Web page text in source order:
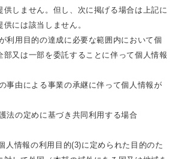
供しません。但し、次に掲げる場合は上記に
には該当しません。
利用目的の達成に必要な範囲内において個
部又は一部を委託することに伴って個人情報
事由による事業の承継に伴って個人情報が
法の定めに基づき共同利用する場合
人情報の利用目的(3)に定められた目的のた